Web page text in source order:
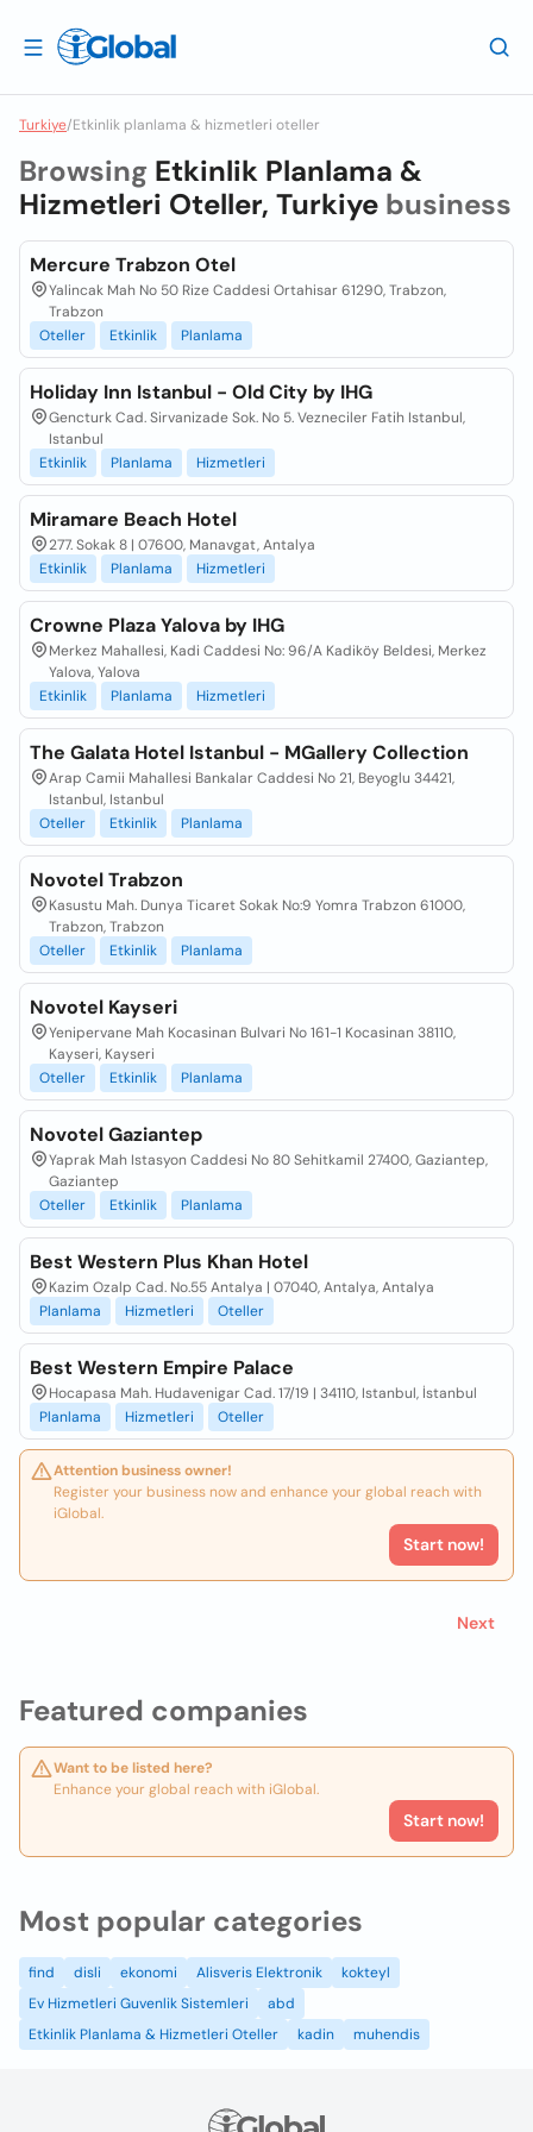
Turkiye/Etkinlik planlama & hizmetleri oteller
Featured companies
Want to be listed here?
Enhance your global reach with iGlobal.
Start now!
Browsing Etkinlik Planlama &
Hizmetleri Oteller, Turkiye business
Mercure Trabzon Otel
Yalincak Mah No 50 Rize Caddesi Ortahisar 61290, Trabzon,
Trabzon
Oteller
Etkinlik Planlama
Holiday Inn Istanbul - Old City by IHG
Gencturk Cad. Sirvanizade Sok. No 5. Vezneciler Fatih Istanbul,
Istanbul
Etkinlik
Planlama Hizmetleri
Miramare Beach Hotel
277. Sokak 8 | 07600, Manavgat, Antalya
Etkinlik
Planlama Hizmetleri
Crowne Plaza Yalova by IHG
Merkez Mahallesi, Kadi Caddesi No: 96/A Kadiköy Beldesi, Merkez
Yalova, Yalova
Etkinlik
Planlama Hizmetleri
The Galata Hotel Istanbul - MGallery Collection
Arap Camii Mahallesi Bankalar Caddesi No 21, Beyoglu 34421,
Istanbul, Istanbul
Oteller
Etkinlik Planlama
Novotel Trabzon
Kasustu Mah. Dunya Ticaret Sokak No:9 Yomra Trabzon 61000,
Trabzon, Trabzon
Oteller
Etkinlik Planlama
Novotel Kayseri
Yenipervane Mah Kocasinan Bulvari No 161-1 Kocasinan 38110,
Kayseri, Kayseri
Oteller
Etkinlik Planlama
Novotel Gaziantep
Yaprak Mah Istasyon Caddesi No 80 Sehitkamil 27400, Gaziantep,
Gaziantep
Oteller
Etkinlik Planlama
Best Western Plus Khan Hotel
Kazim Ozalp Cad. No.55 Antalya | 07040, Antalya, Antalya
Planlama
Hizmetleri Oteller
Best Western Empire Palace
Hocapasa Mah. Hudavenigar Cad. 17/19 | 34110, Istanbul, İstanbul
Planlama
Hizmetleri Oteller
Attention business owner!
Register your business now and enhance your global reach with
iGlobal.
Start now!
Next
Most popular categories
find disli ekonomi Alisveris Elektronik
kokteyl
Ev Hizmetleri Guvenlik Sistemleri
abd
Etkinlik Planlama & Hizmetleri Oteller
kadin muhendis